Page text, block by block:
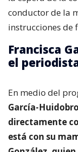
conductor de la
instrucciones de
Francisca
el
En medio del
García-
directamente
está con su